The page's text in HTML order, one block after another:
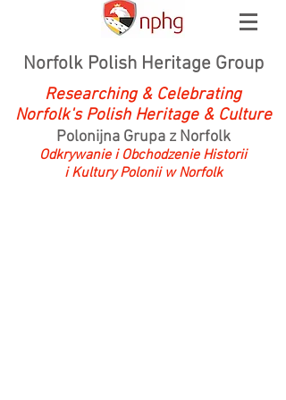
Norfolk Polish Heritage Group
Researching & Celebrating
Norfolk's Polish Heritage & Culture
Polonijna Grupa z Norfolk
Odkrywanie i Obchodzenie Historii
i Kultury Polonii w Norfolk